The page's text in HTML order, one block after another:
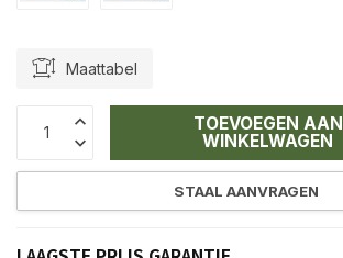
Maattabel
TOEVOEGEN AAN
WINKELWAGEN
STAAL AANVRAGEN